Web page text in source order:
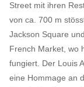
Street mit ihren
von ca. 700 m
Jackson Square
French Market, wo
fungiert. Der Louis
eine Hommage an